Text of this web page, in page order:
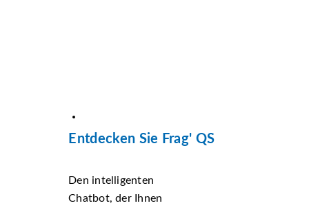
Entdecken Sie Frag' QS
Den intelligenten
Chatbot, der Ihnen